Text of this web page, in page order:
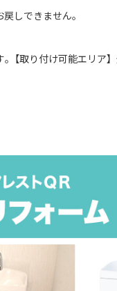
しできません｡
【取り付け可能エリア